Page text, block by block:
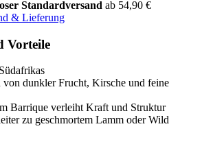
Standardversand ab 54,90 €
& Lieferung
Vorteile
dunkler Frucht, Kirsche und feine
Barrique verleiht Kraft und Struktur
zu geschmortem Lamm oder Wild